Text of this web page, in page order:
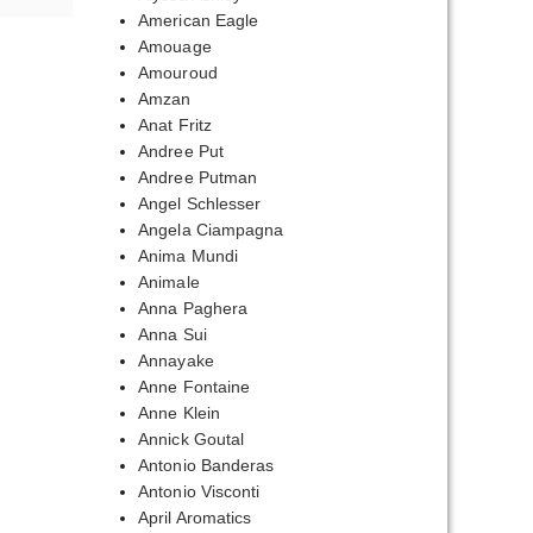
American Eagle
Amouage
Amouroud
Amzan
Anat Fritz
Andree Put
Andree Putman
Angel Schlesser
Angela Ciampagna
Anima Mundi
Animale
Anna Paghera
Anna Sui
Annayake
Anne Fontaine
Anne Klein
Annick Goutal
Antonio Banderas
Antonio Visconti
April Aromatics